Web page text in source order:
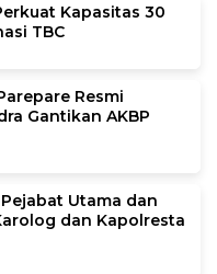
Kapasitas 30
TBC
Resmi
Gantikan AKBP
Utama dan
dan Kapolresta